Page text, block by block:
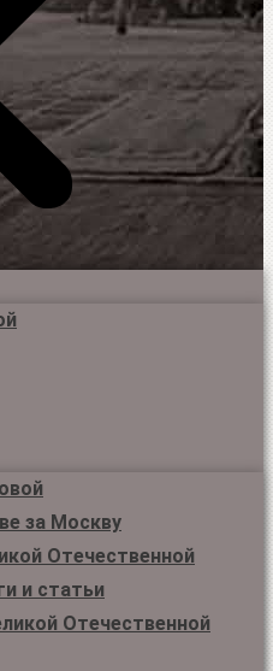
за Москву
Отечественной
и статьи
Отечественной